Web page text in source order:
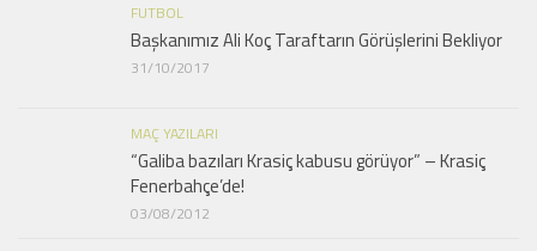
FUTBOL
Başkanımız Ali Koç Taraftarın Görüşlerini Bekliyor
31/10/2017
MAÇ YAZILARI
“Galiba bazıları Krasiç kabusu görüyor” – Krasiç
Fenerbahçe’de!
03/08/2012